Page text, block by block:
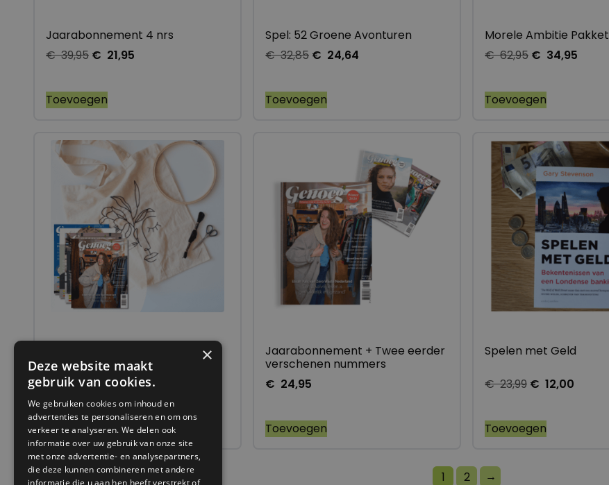
Jaarabonnement 4 nrs
€39,95 € 21,95
Toevoegen
Spel: 52 Groene Avonturen
€32,85 € 24,64
Toevoegen
Morele Ambitie Pakket
€62,95 € 34,95
Toevoegen
€59,95 € 29,95
Toevoegen
Jaarabonnement + Twee eerder
verschenen nummers
€ 24,95
Toevoegen
Spelen met Geld
€23,99 € 12,00
Toevoegen
1 2 →
×
Deze website maakt
gebruik van cookies.
We gebruiken cookies om inhoud en
advertenties te personaliseren en om ons
verkeer te analyseren. We delen ook
informatie over uw gebruik van onze site
met onze advertentie- en analysepartners,
die deze kunnen combineren met andere
informatie die u aan hen heeft verstrekt of